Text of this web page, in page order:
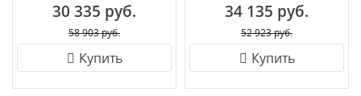
30 335 руб.
58 903 руб.
Купить
34 135 руб.
52 923 руб.
Купить